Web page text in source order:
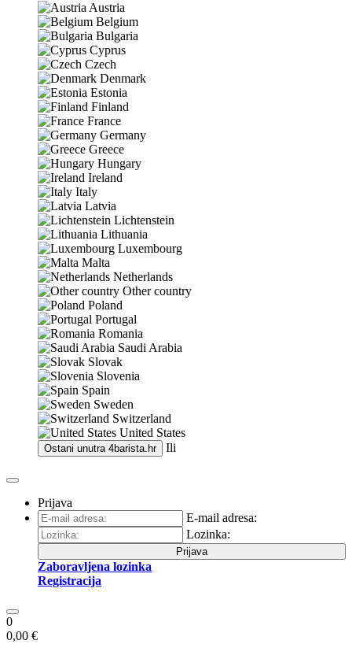
Austria
Belgium
Bulgaria
Cyprus
Czech
Denmark
Estonia
Finland
France
Germany
Greece
Hungary
Ireland
Italy
Latvia
Lichtenstein
Lithuania
Luxembourg
Malta
Netherlands
Other country
Poland
Portugal
Romania
Saudi Arabia
Slovak
Slovenia
Spain
Sweden
Switzerland
United States
Ostani unutra 4barista.hr Ili
Prijava
E-mail adresa:
Lozinka:
Prijava
Zaboravljena lozinka
Registracija
0
0,00 €